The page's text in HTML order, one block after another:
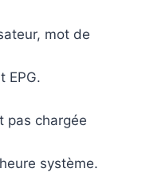
mot de
EPG.
pas chargée
système.